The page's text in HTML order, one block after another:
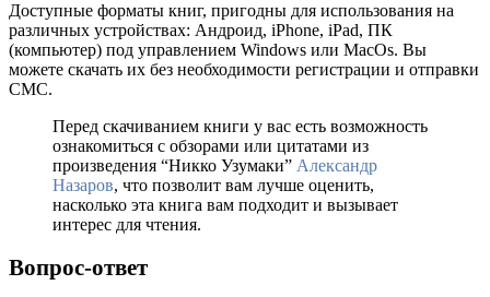
Доступные форматы книг, пригодны для использования на
различных устройствах: Андроид, iPhone, iPad, ПК
(компьютер) под управлением Windows или MacOs. Вы
можете скачать их без необходимости регистрации и отправки
СМС.
Перед скачиванием книги у вас есть возможность
ознакомиться с обзорами или цитатами из
произведения “Никко Узумаки” Александр
Назаров, что позволит вам лучше оценить,
насколько эта книга вам подходит и вызывает
интерес для чтения.
Вопрос-ответ